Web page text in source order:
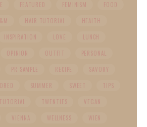
FEATURED FEMINISM
FOOD
HAIR TUTORIAL
HEALTH
INSPIRATION LOVE
LUNCH
OPINION OUTFIT
PERSONAL
PR SAMPLE RECIPE
SAVORY
SUMMER SWEET
TIPS
TUTORIAL TWENTIES
VEGAN
VIENNA WELLNESS
WIEN